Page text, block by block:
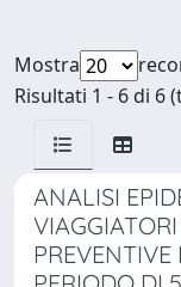
Mostra
Risultati 1 - 6 di 6
ANALISI